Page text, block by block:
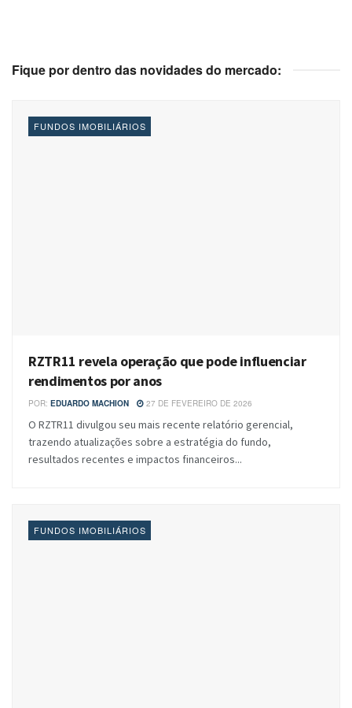
Fique por dentro das novidades do mercado:
FUNDOS IMOBILIÁRIOS
RZTR11 revela operação que pode influenciar
rendimentos por anos
POR: EDUARDO MACHION 27 DE FEVEREIRO DE 2026
O RZTR11 divulgou seu mais recente relatório gerencial,
trazendo atualizações sobre a estratégia do fundo,
resultados recentes e impactos financeiros...
FUNDOS IMOBILIÁRIOS